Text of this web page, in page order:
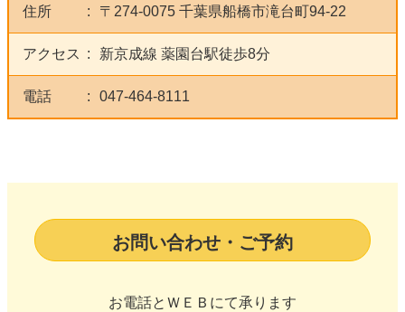
住所 〒274-0075 千葉県船橋市滝台町94-22
アクセス 新京成線 薬園台駅徒歩8分
電話 047-464-8111
お問い合わせ・ご予約
お電話とＷＥＢにて承ります